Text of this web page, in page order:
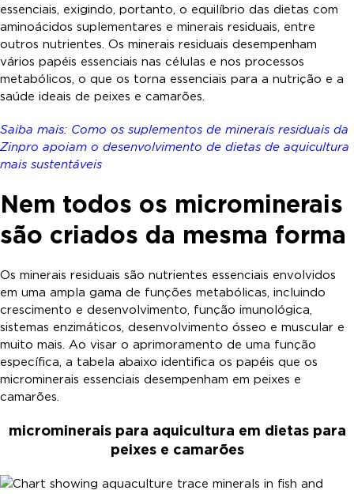
essenciais, exigindo, portanto, o equilíbrio das dietas com
aminoácidos suplementares e minerais residuais, entre
outros nutrientes. Os minerais residuais desempenham
vários papéis essenciais nas células e nos processos
metabólicos, o que os torna essenciais para a nutrição e a
saúde ideais de peixes e camarões.
Saiba mais: Como os suplementos de minerais residuais da
Zinpro apoiam o desenvolvimento de dietas de aquicultura
mais sustentáveis
Nem todos os microminerais
são criados da mesma forma
Os minerais residuais são nutrientes essenciais envolvidos
em uma ampla gama de funções metabólicas, incluindo
crescimento e desenvolvimento, função imunológica,
sistemas enzimáticos, desenvolvimento ósseo e muscular e
muito mais. Ao visar o aprimoramento de uma função
específica, a tabela abaixo identifica os papéis que os
microminerais essenciais desempenham em peixes e
camarões.
microminerais para aquicultura em dietas para
peixes e camarões